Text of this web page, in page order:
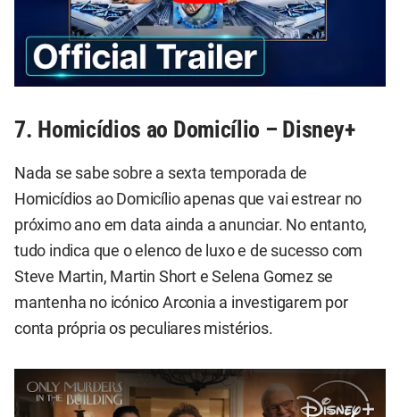
7. Homicídios ao Domicílio – Disney+
Nada se sabe sobre a sexta temporada de
Homicídios ao Domicílio apenas que vai estrear no
próximo ano em data ainda a anunciar. No entanto,
tudo indica que o elenco de luxo e de sucesso com
Steve Martin, Martin Short e Selena Gomez se
mantenha no icónico Arconia a investigarem por
conta própria os peculiares mistérios.